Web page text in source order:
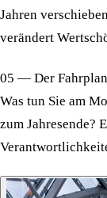
Jahren
verändert
05 — Der
Was tun Sie am
zum Jahresende?